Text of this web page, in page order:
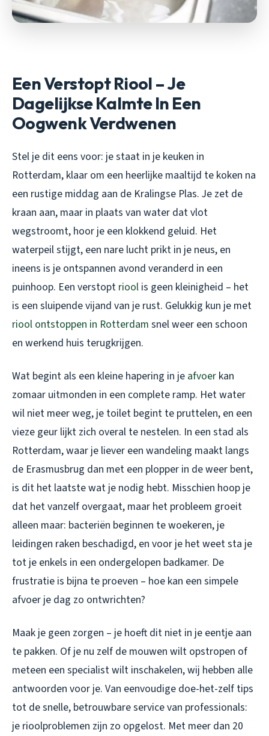
Een Verstopt Riool – Je
Dagelijkse Kalmte In Een
Oogwenk Verdwenen
Stel je dit eens voor: je staat in je keuken in
Rotterdam, klaar om een heerlijke maaltijd te koken na
een rustige middag aan de Kralingse Plas. Je zet de
kraan aan, maar in plaats van water dat vlot
wegstroomt, hoor je een klokkend geluid. Het
waterpeil stijgt, een nare lucht prikt in je neus, en
ineens is je ontspannen avond veranderd in een
puinhoop. Een verstopt riool is geen kleinigheid – het
is een sluipende vijand van je rust. Gelukkig kun je met
riool ontstoppen in Rotterdam snel weer een schoon
en werkend huis terugkrijgen.
Wat begint als een kleine hapering in je afvoer kan
zomaar uitmonden in een complete ramp. Het water
wil niet meer weg, je toilet begint te pruttelen, en een
vieze geur lijkt zich overal te nestelen. In een stad als
Rotterdam, waar je liever een wandeling maakt langs
de Erasmusbrug dan met een plopper in de weer bent,
is dit het laatste wat je nodig hebt. Misschien hoop je
dat het vanzelf overgaat, maar het probleem groeit
alleen maar: bacteriën beginnen te woekeren, je
leidingen raken beschadigd, en voor je het weet sta je
tot je enkels in een ondergelopen badkamer. De
frustratie is bijna te proeven – hoe kan een simpele
afvoer je dag zo ontwrichten?
Maak je geen zorgen – je hoeft dit niet in je eentje aan
te pakken. Of je nu zelf de mouwen wilt opstropen of
meteen een specialist wilt inschakelen, wij hebben alle
antwoorden voor je. Van eenvoudige doe-het-zelf tips
tot de snelle, betrouwbare service van professionals:
je rioolproblemen zijn zo opgelost. Met meer dan 20